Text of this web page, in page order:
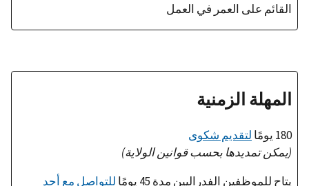
القائم على العمر في العمل
المهلة الزمنية
180 يومًا
لتقديم شكوى
(يمكن تمديدها بحسب قوانين الولاية)
يتاح للموظفين الفدراليين مدة 45 يومًا
للتواصل مع أحد